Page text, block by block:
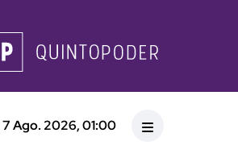
7 Ago. 2026, 01:00